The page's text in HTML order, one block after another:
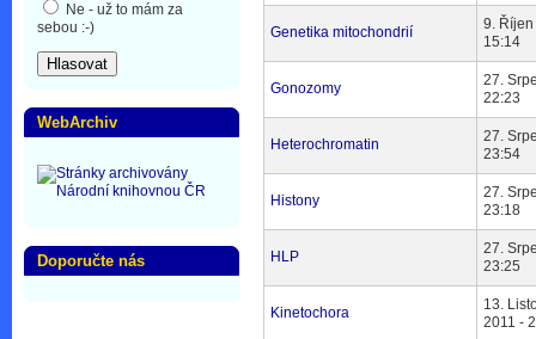
Genetika mitochondrií
9. Říjen
15:14
Gonozomy
27.
22:23
Heterochromatin
27.
23:54
Histony
27.
23:18
HLP
27.
23:25
Kinetochora
13.
2011 -
Ne - už to mám za
sebou :-)
WebArchiv
Doporučte nás